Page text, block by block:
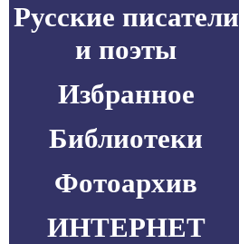
Русские писатели
и поэты
Избранное
Библиотеки
Фотоархив
ИНТЕРНЕТ